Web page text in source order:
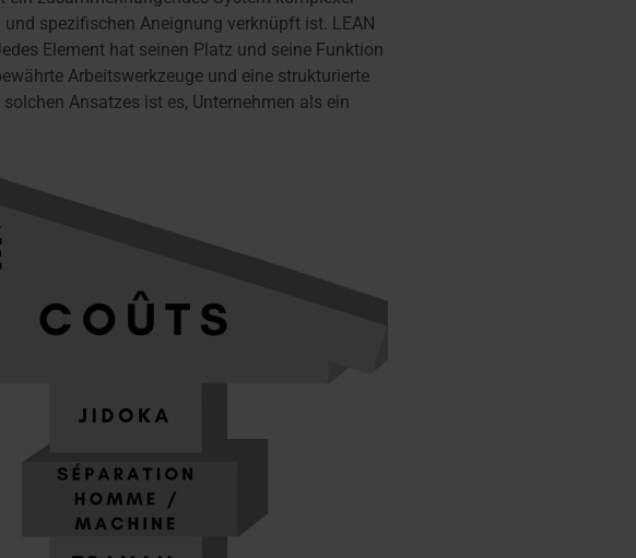
spezifischen Aneignung verknüpft ist. LEAN
Element hat seinen Platz und seine Funktion
Arbeitswerkzeuge und eine strukturierte
Ansatzes ist es, Unternehmen als ein